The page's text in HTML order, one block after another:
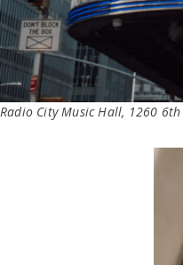
Radio City Music Hall, 1260 6th